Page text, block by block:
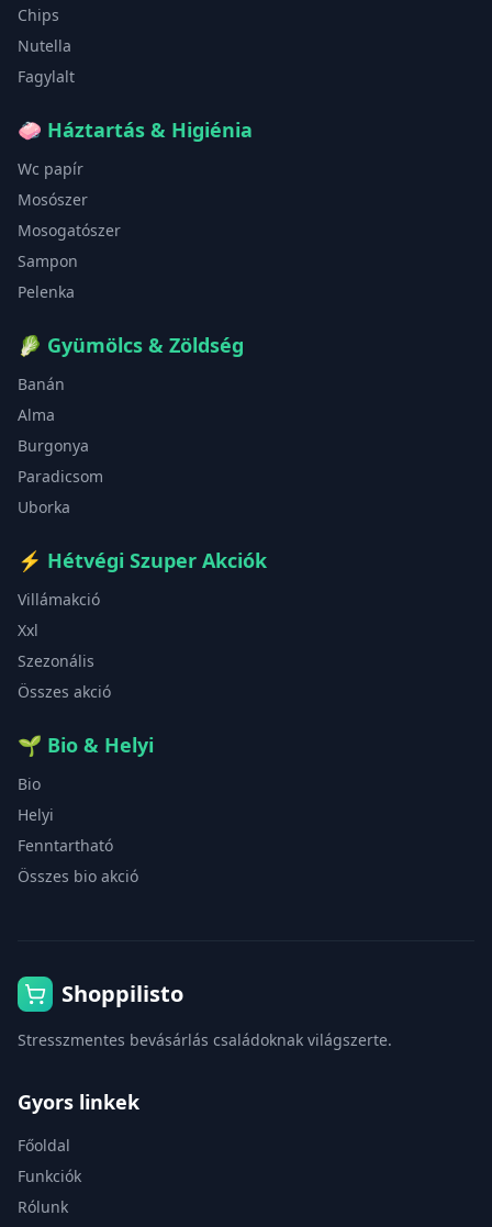
Chips
Nutella
Fagylalt
🧼 Háztartás & Higiénia
Wc papír
Mosószer
Mosogatószer
Sampon
Pelenka
🥬 Gyümölcs & Zöldség
Banán
Alma
Burgonya
Paradicsom
Uborka
⚡ Hétvégi Szuper Akciók
Villámakció
Xxl
Szezonális
Összes akció
🌱 Bio & Helyi
Bio
Helyi
Fenntartható
Összes bio akció
Shoppilisto
Stresszmentes bevásárlás családoknak világszerte.
Gyors linkek
Főoldal
Funkciók
Rólunk